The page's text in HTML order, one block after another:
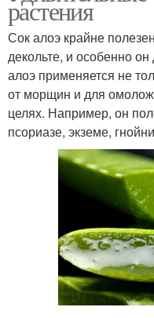
растения
Сок алоэ крайне
декольте, и особенно
алоэ применяется не
от морщин и для
целях. Например, он
псориазе, экземе,